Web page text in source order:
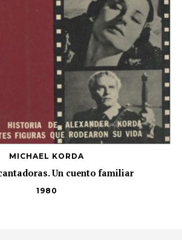
MICHAEL KORDA
Un cuento familiar
1980